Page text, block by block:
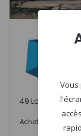
Águas
49 Lots
Acheter
Vous